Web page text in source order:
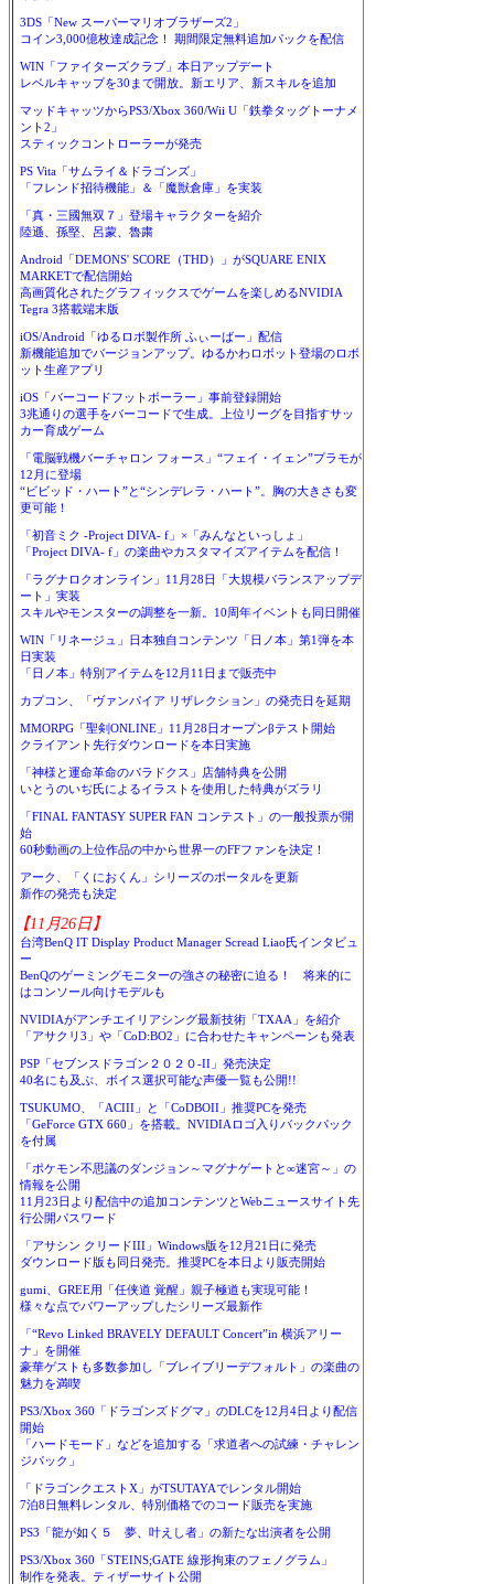
3DS「New スーパーマリオブラザーズ2」
コイン3,000億枚達成記念！ 期間限定無料追加パックを配信
WIN「ファイターズクラブ」本日アップデート
レベルキャップを30まで開放。新エリア、新スキルを追加
マッドキャッツからPS3/Xbox 360/Wii U「鉄拳タッグトーナメ
ント2」
スティックコントローラーが発売
PS Vita「サムライ＆ドラゴンズ」
「フレンド招待機能」＆「魔獣倉庫」を実装
「真・三國無双７」登場キャラクターを紹介
陸遜、孫堅、呂蒙、魯粛
Android「DEMONS' SCORE（THD）」がSQUARE ENIX
MARKETで配信開始
高画質化されたグラフィックスでゲームを楽しめるNVIDIA
Tegra 3搭載端末版
iOS/Android「ゆるロボ製作所 ふぃーばー」配信
新機能追加でバージョンアップ。ゆるかわロボット登場のロボ
ット生産アプリ
iOS「バーコードフットボーラー」事前登録開始
3兆通りの選手をバーコードで生成。上位リーグを目指すサッ
カー育成ゲーム
「電脳戦機バーチャロン フォース」“フェイ・イェン”プラモが
12月に登場
“ビビッド・ハート”と“シンデレラ・ハート”。胸の大きさも変
更可能！
「初音ミク -Project DIVA- f」×「みんなといっしょ」
「Project DIVA- f」の楽曲やカスタマイズアイテムを配信！
「ラグナロクオンライン」11月28日「大規模バランスアップデ
ート」実装
スキルやモンスターの調整を一新。10周年イベントも同日開催
WIN「リネージュ」日本独自コンテンツ「日ノ本」第1弾を本
日実装
「日ノ本」特別アイテムを12月11日まで販売中
カプコン、「ヴァンパイア リザレクション」の発売日を延期
MMORPG「聖剣ONLINE」11月28日オープンβテスト開始
クライアント先行ダウンロードを本日実施
「神様と運命革命のパラドクス」店舗特典を公開
いとうのいぢ氏によるイラストを使用した特典がズラリ
「FINAL FANTASY SUPER FAN コンテスト」の一般投票が開
始
60秒動画の上位作品の中から世界一のFFファンを決定！
アーク、「くにおくん」シリーズのポータルを更新
新作の発売も決定
【11月26日】
台湾BenQ IT Display Product Manager Scread Liao氏インタビュ
ー
BenQのゲーミングモニターの強さの秘密に迫る！ 将来的に
はコンソール向けモデルも
NVIDIAがアンチエイリアシング最新技術「TXAA」を紹介
「アサクリ3」や「CoD:BO2」に合わせたキャンペーンも発表
PSP「セブンスドラゴン２０２０-II」発売決定
40名にも及ぶ、ボイス選択可能な声優一覧も公開!!
TSUKUMO、「ACIII」と「CoDBOII」推奨PCを発売
「GeForce GTX 660」を搭載。NVIDIAロゴ入りバックパック
を付属
「ポケモン不思議のダンジョン～マグナゲートと∞迷宮～」の
情報を公開
11月23日より配信中の追加コンテンツとWebニュースサイト先
行公開パスワード
「アサシン クリードIII」Windows版を12月21日に発売
ダウンロード版も同日発売。推奨PCを本日より販売開始
gumi、GREE用「任侠道 覚醒」親子極道も実現可能！
様々な点でパワーアップしたシリーズ最新作
「“Revo Linked BRAVELY DEFAULT Concert”in 横浜アリー
ナ」を開催
豪華ゲストも多数参加し「ブレイブリーデフォルト」の楽曲の
魅力を満喫
PS3/Xbox 360「ドラゴンズドグマ」のDLCを12月4日より配信
開始
「ハードモード」などを追加する「求道者への試練・チャレン
ジパック」
「ドラゴンクエストX」がTSUTAYAでレンタル開始
7泊8日無料レンタル、特別価格でのコード販売を実施
PS3「龍が如く５ 夢、叶えし者」の新たな出演者を公開
PS3/Xbox 360「STEINS;GATE 線形拘束のフェノグラム」
制作を発表。ティザーサイト公開